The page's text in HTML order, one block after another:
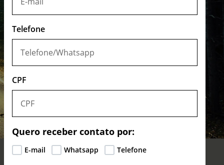
Telefone
CPF
Quero receber contato por:
E-mail Whatsapp Telefone